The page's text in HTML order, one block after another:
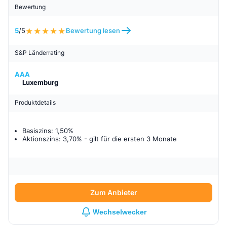
Bewertung
5/5 Bewertung lesen
S&P Länderrating
AAA
Luxemburg
Produktdetails
Basiszins: 1,50%
Aktionszins: 3,70% - gilt für die ersten 3 Monate
Zum Anbieter
Wechselwecker